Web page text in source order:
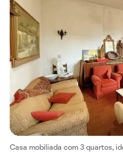
Casa mobiliada com 3 quartos,